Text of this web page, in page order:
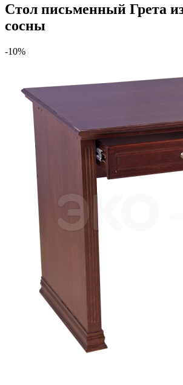
Стол письменный Грета
сосны
-10%